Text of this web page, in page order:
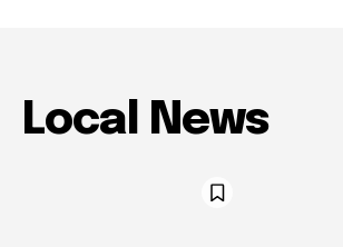
Local News